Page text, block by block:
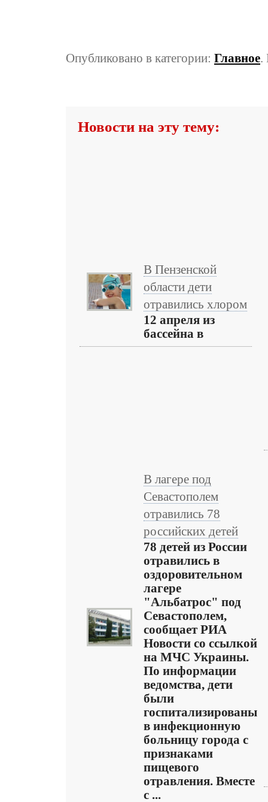
Опубликовано в категории: Главное.
Новости на эту тему:
В Пензенской
области дети
отравились хлором
12 апреля из
бассейна в
В лагере под
Севастополем
отравились 78
российских детей
78 детей из России
отравились в
оздоровительном
лагере
"Альбатрос" под
Севастополем,
сообщает РИА
Новости со ссылкой
на МЧС Украины.
По информации
ведомства, дети
были
госпитализированы
в инфекционную
больницу города с
признаками
пищевого
отравления. Вместе
с ...